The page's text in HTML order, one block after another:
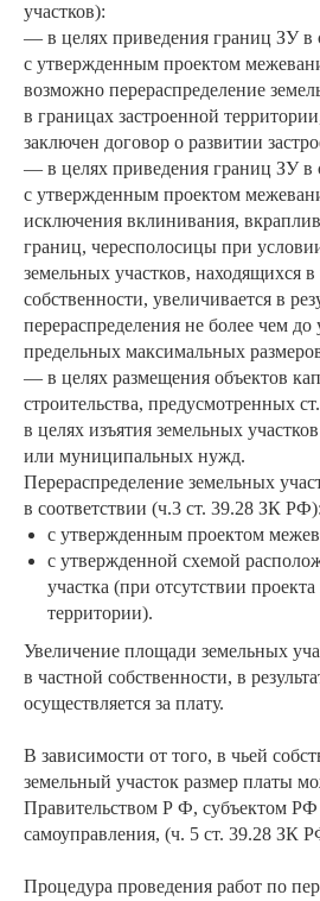
участков):
— в целях приведения границ ЗУ в
с утвержденным проектом
возможно перераспределение
в границах застроенной
заключен договор о развитии
— в целях приведения границ ЗУ в
с утвержденным проектом
исключения вклинивания,
границ, чересполосицы при
земельных участков, находящихся в
собственности, увеличивается в
перераспределения не более чем
предельных максимальных
— в целях размещения объектов
строительства, предусмотренных
в целях изъятия земельных
или муниципальных нужд.
Перераспределение земельных
в соответствии (ч.3 ст. 39.28 ЗК РФ):
с утвержденным проектом
с утвержденной схемой
участка (при отсутствии
территории).
Увеличение площади земельных
в частной собственности, в
осуществляется за плату.
В зависимости от того, в чьей
земельный участок размер платы
Правительством Р Ф, субъектом
самоуправления, (ч. 5 ст. 39.28 ЗК
Процедура проведения работ по